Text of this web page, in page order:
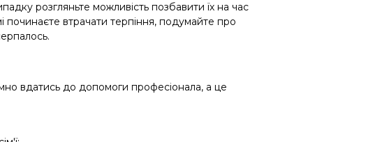
розгляньте можливість позбавити їх на час
починаєте втрачати терпіння, подумайте про
вдатись до допомоги професіонала, а це